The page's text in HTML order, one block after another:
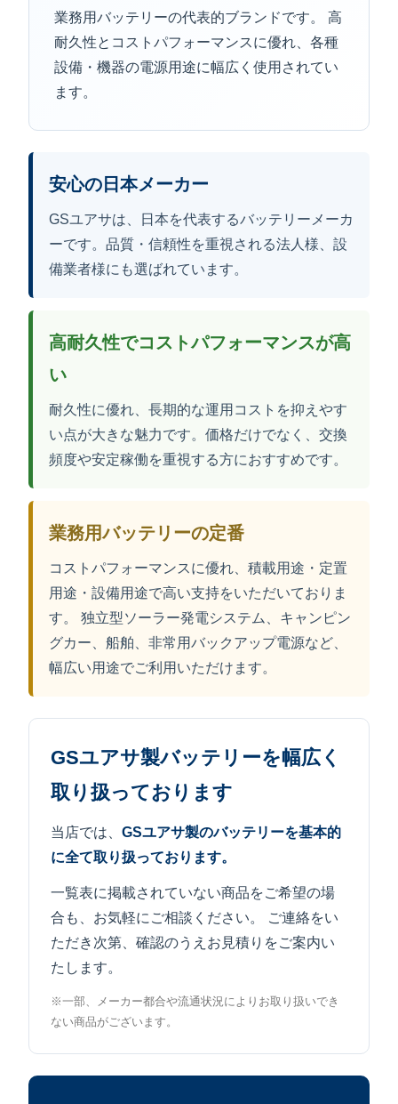
業務用バッテリーの代表的ブランドです。 高
耐久性とコストパフォーマンスに優れ、各種
設備・機器の電源用途に幅広く使用されてい
ます。
安心の日本メーカー
GSユアサは、日本を代表するバッテリーメーカ
ーです。品質・信頼性を重視される法人様、設
備業者様にも選ばれています。
高耐久性でコストパフォーマンスが高
い
耐久性に優れ、長期的な運用コストを抑えやす
い点が大きな魅力です。価格だけでなく、交換
頻度や安定稼働を重視する方におすすめです。
業務用バッテリーの定番
コストパフォーマンスに優れ、積載用途・定置
用途・設備用途で高い支持をいただいておりま
す。 独立型ソーラー発電システム、キャンピン
グカー、船舶、非常用バックアップ電源など、
幅広い用途でご利用いただけます。
GSユアサ製バッテリーを幅広く
取り扱っております
当店では、 GSユアサ製のバッテリーを基本的
に全て取り扱っております。
一覧表に掲載されていない商品をご希望の場
合も、お気軽にご相談ください。 ご連絡をい
ただき次第、確認のうえお見積りをご案内い
たします。
※一部、メーカー都合や流通状況によりお取り扱いでき
ない商品がございます。